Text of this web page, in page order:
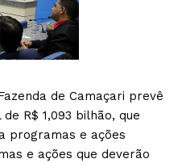
de Camaçari prevê
R$ 1,093 bilhão, que
programas e ações
e ações que deverão